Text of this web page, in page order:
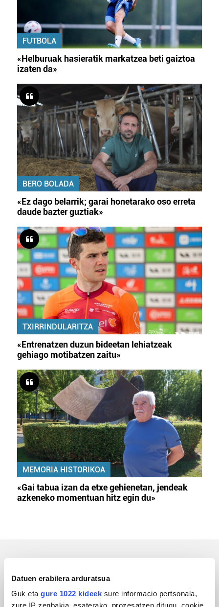
Datuen erabilera arduratsua
Guk eta gure 1022 kideek sure informacio pertsonala,
zure IP zenbakia, esaterako, prozesatzen ditugu, cookie
FUTBOLA
«Helburuak hasieratik markatzea beti gaiztoa
izaten da»
BERO BOLADA
«Ez dago belarrik; garai honetarako oso erreta
daude bazter guztiak»
TXIRRINDULARITZA
«Entrenatzen duzun bideetan lehiatzeak
gehiago motibatzen zaitu»
MEMORIA HISTORIKOA
«Gai tabua izan da etxe gehienetan, jendeak
azkeneko momentuan hitz egin du»